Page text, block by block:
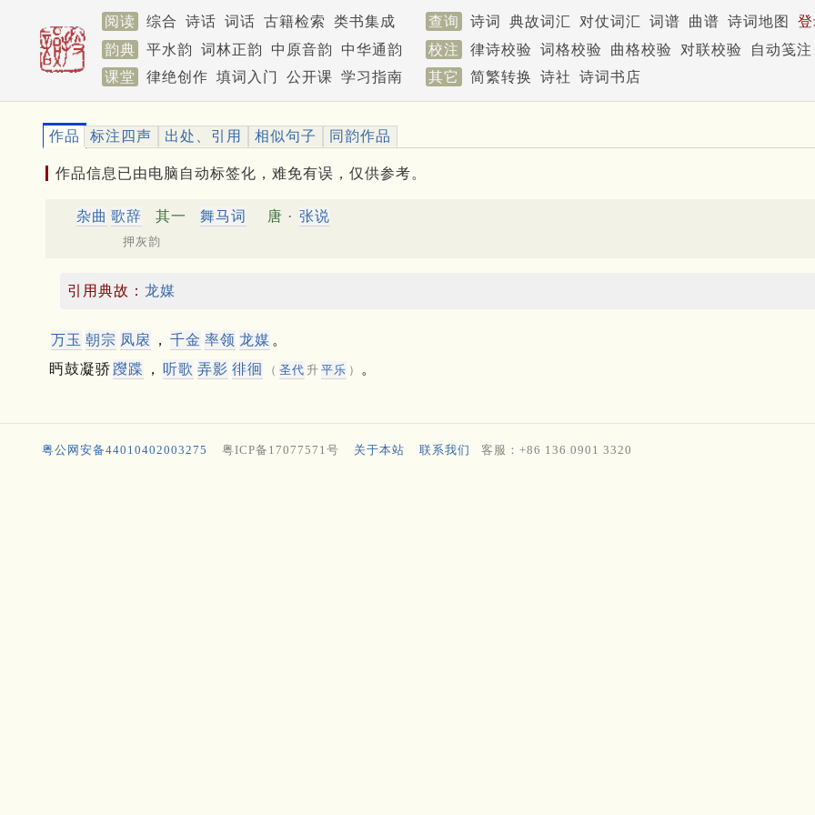
阅读 综合 诗话 词话 古籍检索 类书集成 查询 诗词 典故词汇 对仗词汇 词谱 曲谱 诗词地图
韵典
平水韵 词林正韵 中原音韵 中华通韵 校注 律诗校验 词格校验 曲格校验 对联校验
自动笺注
课堂
律绝创作 填词入门 公开课 学习指南 其它 简繁转换 诗社 诗词书店
作品 标注四声 出处、引用 相似句子 同韵作品
作品信息已由电脑自动标签化，难免有误，仅供参考。
杂曲 歌辞 其一 舞马词 唐 · 张说
押灰韵
引用典故： 龙媒
万玉 朝宗 凤扆 ， 千金 率领 龙媒 。
眄鼓凝骄躞蹀 ， 听歌 弄影 徘徊 （ 圣代 升 平乐 ） 。
粤公网安备44010402003275 粤ICP备17077571号 关于本站 联系我们 客服：+86 136 0901 3320